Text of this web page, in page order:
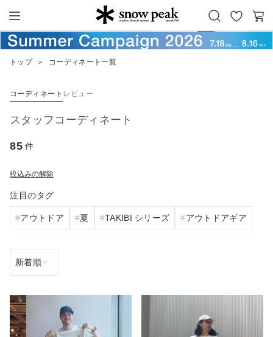
Snow Peak
お
気
カ
ー
トップ ＞ コーディネート一覧
コーディネート レビュー
スタッフコーディネート
85 件
絞込みの解除
注目のタグ
アウトドア 夏 TAKIBI シリーズ アウトドアギア